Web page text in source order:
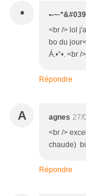
• •-
<br /> lol
bo du
Á.•°•. <br
Répondre
A agnes 27/
<br />
chaude)
Répondre